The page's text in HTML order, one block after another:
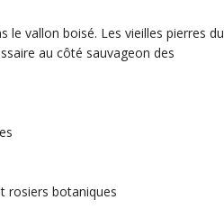
vallon boisé. Les vieilles pierres du
au côté sauvageon des
rosiers botaniques